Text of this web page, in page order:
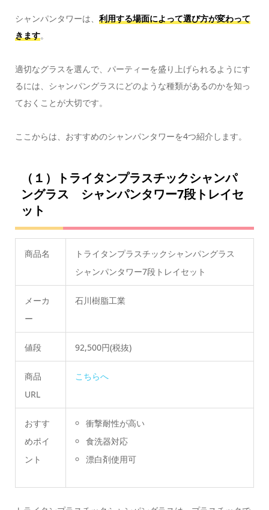
シャンパンタワーは、 利用する場面によって選び方が変わって
きます。
適切なグラスを選んで、パーティーを盛り上げられるようにす
るには、シャンパングラスにどのような種類があるのかを知っ
ておくことが大切です。
ここからは、おすすめのシャンパンタワーを4つ紹介します。
（１）トライタンプラスチックシャンパ
ングラス シャンパンタワー7段トレイセ
ット
商品名
トライタンプラスチックシャンパングラス
シャンパンタワー7段トレイセット
メーカ
ー
石川樹脂工業
値段 92,500円(税抜)
商品
URL
こちらへ
おすす
めポイ
ント
衝撃耐性が高い
食洗器対応
漂白剤使用可